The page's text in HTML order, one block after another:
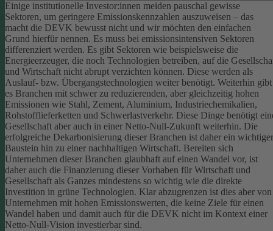
Einige institutionelle Investor:innen meiden pauschal gewisse
Sektoren, um geringere Emissionskennzahlen auszuweisen – das
macht die DEVK bewusst nicht und wir möchten den einfachen
Grund hierfür nennen. Es muss bei emissionsintensiven Sektoren
differenziert werden. Es gibt Sektoren wie beispielsweise die
Energieerzeuger, die noch Technologien betreiben, auf die
und Wirtschaft nicht abrupt verzichten können. Diese werden als
Auslauf- bzw. Übergangstechnologien weiter benötigt. Weiterhin gibt
es Branchen mit schwer zu reduzierenden, aber gleichzeitig hohen
Emissionen wie Stahl, Zement, Aluminium, Industriechemikalien,
Rohstofflieferketten und Schwerlastverkehr. Diese Dinge benötigt
Gesellschaft aber auch in einer Netto-Null-Zukunft weiterhin. Die
erfolgreiche Dekarbonisierung dieser Branchen ist daher ein wichtiger
Baustein hin zu einer nachhaltigen Wirtschaft. Bereiten sich
Unternehmen dieser Branchen glaubhaft auf einen Wandel vor, ist
daher auch die Finanzierung dieser Vorhaben für Wirtschaft und
Gesellschaft als Ganzes mindestens so wichtig wie die direkte
Investition in grüne Technologien. Klar abzugrenzen ist dies aber von
Unternehmen mit hohen Emissionswerten, die keine Ziele für einen
Wandel haben und damit auch für die DEVK nicht im Kontext einer
Netto-Null-Vision investierbar sind.